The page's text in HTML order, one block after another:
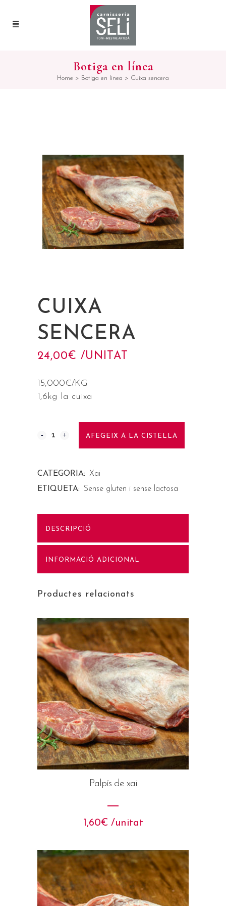
Botiga en línea
Home > Botiga en línea > Cuixa sencera
CUIXA
SENCERA
24,00€ /UNITAT
15,000€/KG
1,6kg la cuixa
AFEGEIX A LA CISTELLA
CATEGORIA:
Xai
ETIQUETA: Sense gluten i sense lactosa
DESCRIPCIÓ
INFORMACIÓ ADICIONAL
Productes relacionats
Palpís de xai
1,60€ /unitat